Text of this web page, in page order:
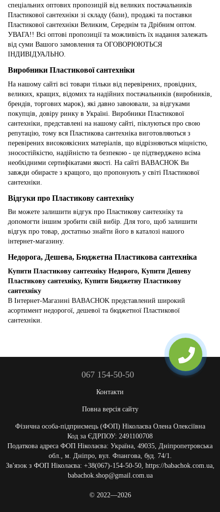
спеціальних оптових пропозицій від великих постачальників
Пластикової сантехніки зі складу (бази), продажі та поставки
Пластикової сантехніки Великим, Середнім та Дрібним оптом.
УВАГА!! Всі оптові пропозиції та можливість їх надання залежать
від суми Вашого замовлення та ОГОВОРЮЮТЬСЯ
ІНДИВІДУАЛЬНО.
Виробники Пластикової сантехніки
На нашому сайті всі товари тільки від перевірених, провідних,
великих, кращих, відомих та надійних постачальників (виробників,
брендів, торгових марок), які давно завоювали, за відгуками
покупців, довіру ринку в Україні. Виробники Пластикової
сантехніки, представлені на нашому сайті, піклуються про свою
репутацію, тому вся Пластикова сантехніка виготовляються з
перевірених високоякісних матеріалів, що відрізняються міцністю,
зносостійкістю, надійністю та безпекою - це підтверджено всіма
необхідними сертифікатами якості. На сайті BABACHOK Ви
завжди обираєте з кращого, що пропонують у світі Пластикової
сантехніки.
Відгуки про Пластикову сантехніку
Ви можете залишити відгук про Пластикову сантехніку та
допомогти іншим зробити свій вибір. Для того, щоб залишити
відгук про товар, достатньо знайти його в каталозі нашого
інтернет-магазину.
Недорога, Дешева, Бюджетна Пластикова сантехніка
Купити Пластикову сантехніку Недорого, Купити Дешеву
Пластикову сантехніку, Купити Бюджетну Пластикову
сантехніку
В Інтернет-Магазині BABACHOK представлений широкий
асортимент недорогої, дешевої та бюджетної Пластикової
сантехніки.
067 154-50-50
Контакти
Повна версія сайту
Фізична особа-підприємець (ФОП) Ніколаєва Олена Олексіївна
Код за ЄДРПОУ: 2491100708
Податкова адреса ФОП Ніколаєва: Україна, 49035, Дніпропетровська
обл., м. Дніпро, вул. Флангова, буд. 74/1.
Зв'язок з ФОП Ніколаєва: +38(067)-154-50-50, https://babachok.com.ua,
babachok.shop@gmail.com.ua
© 2022—2026